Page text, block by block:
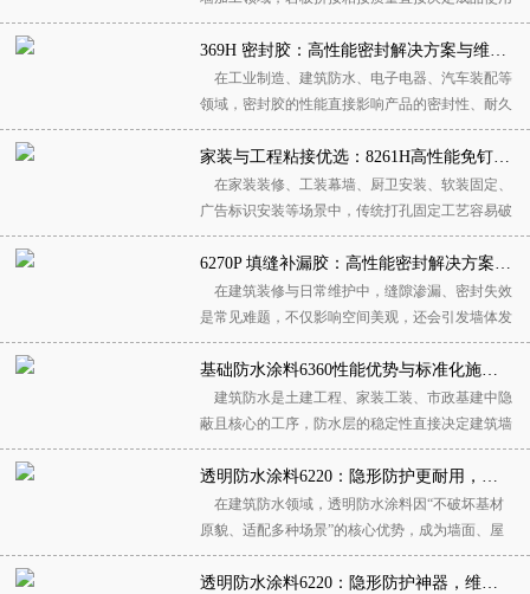
借粘接牢固、耐温耐腐、固化稳定、适用性广...
寿命与美观度，8262H 岩板胶作为岩板 45° 无缝拼
接、板材修补、异材复合的专用粘接材料，凭借稳
定的粘接性能、耐候抗黄变特性，成为石材加工
厂、家装施工单位的主流选材。浙江优力新材料有
限公司专注胶粘剂研发生产，专业生产 826...
369H 密封胶：高性能密封解决方案与维护保养指南
在工业制造、建筑防水、电子电器、汽车装配等
领域，密封胶的性能直接影响产品的密封性、耐久
性与安全性。369H 密封胶作为一款单组分、湿气
固化的高性能改性硅烷（MS）密封胶，兼具环保
安全、粘接性强、耐候耐久等多重优势，是替代传
统聚氨酯胶、硅酮胶的理想产品。浙江优力新材料
有限公司深耕环保胶粘剂研发与生产领域，专业...
家装与工程粘接优选：8261H高性能免钉胶优势详解、施工规范及全周期保养指南
在家装装修、工装幕墙、厨卫安装、软装固定、
广告标识安装等场景中，传统打孔固定工艺容易破
坏墙体基层、损伤瓷砖与饰面材料，还存在噪音
大、后期墙面难以修复、施工效率低等痛点。免钉
胶作为无打孔、高粘接强度的新型液体紧固材料，
现已全面替代螺丝、铁钉、膨胀螺栓等传统固定方
式。其中8261H高性能中性免钉胶凭借环保配方...
6270P 填缝补漏胶：高性能密封解决方案与养护指南
在建筑装修与日常维护中，缝隙渗漏、密封失效
是常见难题，不仅影响空间美观，还会引发墙体发
霉、结构腐蚀等隐患。浙江优力新材料有限公司深
耕密封材料领域，专业生产6270P 填缝补漏胶，这
款产品以先进配方、稳定性能，成为家装与工程领
域的优选密封材料，兼具优异的填缝、补漏、粘接
多重功效。6270P填缝补漏胶一、6270P 填缝...
基础防水涂料6360性能优势与标准化施工及保养指南
建筑防水是土建工程、家装工装、市政基建中隐
蔽且核心的工序，防水层的稳定性直接决定建筑墙
体、地面、屋面、地下室的使用寿命，杜绝渗水、
返潮、发霉、墙体脱落等常见问题。基础防水涂料
6360作为通用性极强的基础款防水建材，凭借适配
场景广、附着力强、防水抗渗稳定、施工便捷、耐
候耐用等诸多优势，成为家装防水、中小型...
透明防水涂料6220：隐形防护更耐用，科学养护延长使用寿命
在建筑防水领域，透明防水涂料因“不破坏基材
原貌、适配多种场景”的核心优势，成为墙面、屋
面、门窗等部位防水的优选材料。其中，透明防水
涂料6220作为一款兼具实用性与耐用性的优质产透明防水涂料6220：隐形防护神器，维护保养指南